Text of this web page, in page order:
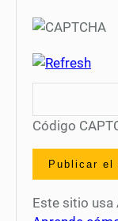
Código
Este sitio usa